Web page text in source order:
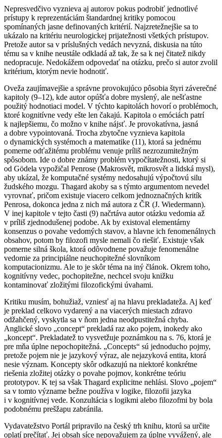
Nepresvedčivo vyznieva aj autorov pokus podrobiť jednotlivé
prístupy k reprezentáciám štandardnej kritiky pomocou
spomínaných jasne definovaných kritérií. Najzretežnejšie sa to
ukázalo na kritériu neurologickej prijatežnosti všetkých prístupov.
Pretože autor sa v príslušných vedách nevyzná, diskusia na túto
tému sa v knihe neustále odkladá až tak, že sa k nej čitatež nikdy
nedopracuje. Nedokážem odpovedať na otázku, prečo si autor zvolil
kritérium, ktorým nevie hodnotiť.
Oveža zaujímavejšie a správne provokujúco pôsobia štyri záverečné
kapitoly (9–12), kde autor opúšťa dobre myslený, ale nešťastne
použitý hodnotiaci model. V týchto kapitolách hovorí o problémoch,
ktoré kognitívne vedy ešte len čakajú. Kapitola o emóciách patrí
k najlepšiemu, čo možno v knihe nájsť. Je provokatívna, jasná
a dobre vypointovaná. Trocha zbytočne vyznieva kapitola
o dynamických systémoch a matematike (11), ktorá sa jednému
pomerne odťažitému problému venuje príliš nezrozumitežným
spôsobom. Ide o dobre známy problém vypočítatežnosti, ktorý si
od Gödela vypožičal Penrose (Makrosvět, mikrosvět a lidská mysl),
aby ukázal, že komputačné systémy nedosahujú výpočtovú silu
žudského mozgu. Thagard akoby sa s týmto argumentom nevedel
vyrovnať, pričom existuje viacero celkom jednoznačných kritík
Penrosa, dokonca jedna z nich má autora z ČR (J. Wiedermann).
V inej kapitole v tejto časti (9) načrtáva autor otázku vedomia až
v príliš zjednodušenej podobe. Ak by existoval elementárny
konsenzus o povahe vedomých stavov, a hlavne ich fenomenálnych
obsahov, potom by filozofi mysle nemali čo riešiť. Existuje však
pomerne silná škola, ktorá odôvodnene považuje fenomenálne
vedomie za principiálne neuchopitežné slovníkom
komputacionizmu. Ale to je skôr téma na iný článok. Okrem toho,
kognitívny vedec, pochopitežne, nechcel svoju knižku
kontaminovať zložitými filozofickými úvahami.
Kritiku musím, bohužiaž, vzniesť aj na hlavu prekladateža. Aj keď
je preklad celkovo vydarený a na viacerých miestach zdravo
odžahčený, vyskytla sa v ňom jedna neodpustitežná chyba.
Anglické slovo „concept“ prekladá raz ako pojem, inokedy ako
„koncept“. Prekladatež to vysvetžuje poznámkou na s. 76, ktorá je
pre mňa úplne nepochopitežná. „Concepts“ sú jednoducho pojmy,
pretože pojem nie je jazykový výraz, ale nejazyková entita, ktorá
nesie význam. Koncepty skôr odkazujú na niektoré konkrétne
riešenia zložitej otázky o povahe pojmov, konkrétne teóriu
prototypov. K tej sa však Thagard explicitne nehlási. Slovo „pojem“
sa v tomto význame bežne používa v logike, filozofii jazyka
i v kognitívnej vede. Konzultácia s logikmi alebo filozofmi by bola
podobnému prešžapu zabránila.
Vydavatežstvo Portál pripravilo na český trh knihu, ktorú sa určite
oplatí prečítať. Jej obsah síce nepovažujem za úplne vyvážený, ale